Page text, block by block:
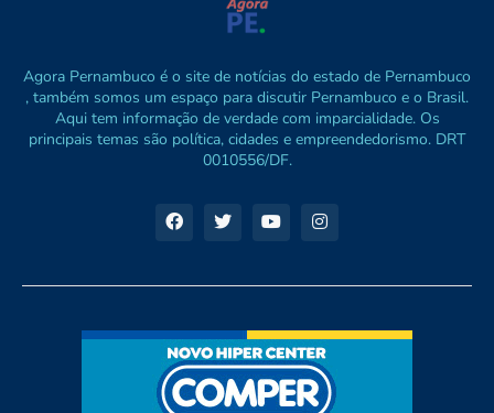
Agora Pernambuco é o site de notícias do estado de Pernambuco
, também somos um espaço para discutir Pernambuco e o Brasil.
Aqui tem informação de verdade com imparcialidade. Os
principais temas são política, cidades e empreendedorismo. DRT
0010556/DF.